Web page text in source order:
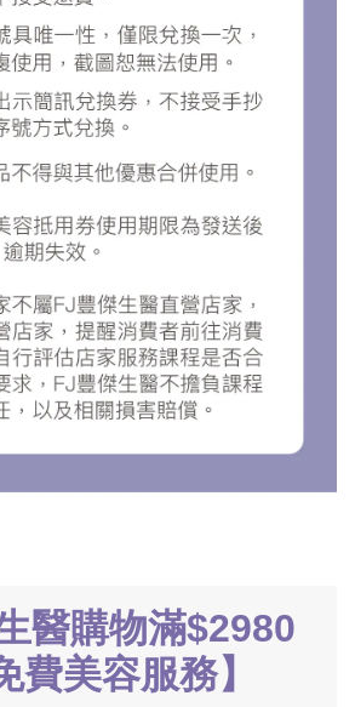
醫購物滿$2980
費美容服務】